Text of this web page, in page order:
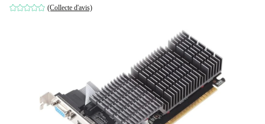
(Collecte d'avis)